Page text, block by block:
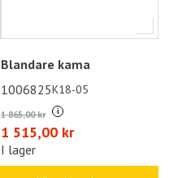
Blandare kama
1006825K18-05
1 865,00 kr i
1 515,00 kr
I lager